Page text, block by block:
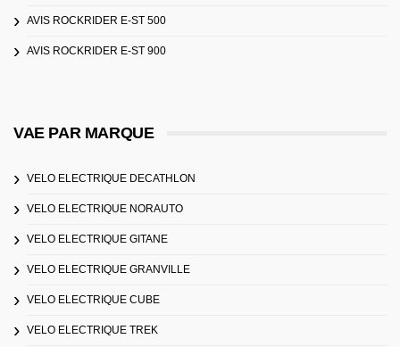
AVIS ROCKRIDER E-ST 500
AVIS ROCKRIDER E-ST 900
VAE PAR MARQUE
VELO ELECTRIQUE DECATHLON
VELO ELECTRIQUE NORAUTO
VELO ELECTRIQUE GITANE
VELO ELECTRIQUE GRANVILLE
VELO ELECTRIQUE CUBE
VELO ELECTRIQUE TREK